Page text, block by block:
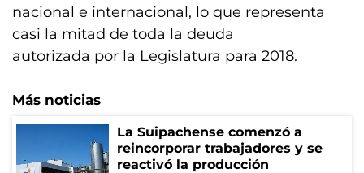
nacional e internacional, lo que representa
casi la mitad de toda la deuda
autorizada por la Legislatura para 2018.
Más noticias
La Suipachense comenzó a
reincorporar trabajadores y se
reactivó la producción